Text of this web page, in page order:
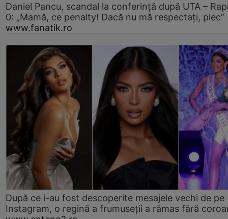
Daniel Pancu, scandal la conferință după UTA –
0: „Mamă, ce penalty! Dacă nu mă respectați, plec”
www.fanatik.ro
După ce i-au fost descoperite mesajele vechi de pe
Instagram, o regină a frumuseții a rămas fără